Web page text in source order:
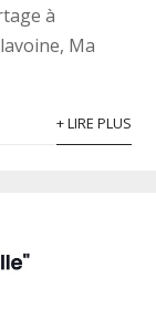
à
Ma
+ LIRE PLUS